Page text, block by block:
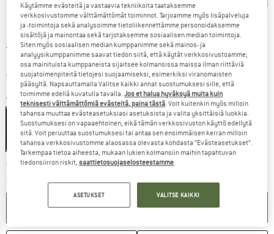
Alkuperäinen hinta :
129,95€
Hinta:
103,96€ sis. alv
Ilman lähetyskuluja(FI)Suomi. Tietoa lähetyskuluista.
Väri:Green
20%
Toimitusaika: 6-8 arkipäivääLinkki avautuu tietokentässä ja sisältää
OSTOSKORIIN
Käytämme evästeitä ja vastaavia tekniikoita taataksemme
verkkosivustomme välttämättömät toiminnot. Tarjoamme myös lisäpalveluja
ja -toimintoja sekä analysoimme tietoliikennettämme personoidaksemme
sisältöjä ja mainontaa sekä tarjotaksemme sosiaalisen median toimintoja.
Siten myös sosiaalisen median kumppanimme sekä mainos- ja
analyysikumppanimme saavat tiedon siitä, että käytät verkkosivustoamme;
osa mainituista kumppaneista sijaitsee kolmansissa maissa ilman riittäviä
suojatoimenpiteitä tietojesi suojaamiseksi, esimerkiksi viranomaisten
pääsyltä. Napsauttamalla Valitse kaikki annat suostumuksesi sille, että
toimimme edellä kuvatulla tavalla.Jos et halua hyväksyä muita kuin
teknisesti välttämättömiä evästeitä, paina tästä . Voit kuitenkin myös milloin
tahansa muuttaa evästeasetuksiasi asetuksista ja valita yksittäisiä luokkia.
Suostumuksesi on vapaaehtoinen, eikä tämän verkkosivuston käyttö edellytä
sitä. Voit peruuttaa suostumuksesi tai antaa sen ensimmäisen kerran milloin
tahansa verkkosivustomme alaosassa olevasta kohdasta ”Evästeasetukset”.
Tarkempaa tietoa aiheesta, mukaan lukien kolmansiin maihin tapahtuvan
tiedonsiirron riskit,saattietosuojaselosteestamme
ASETUKSET VALITSE KAIKKI